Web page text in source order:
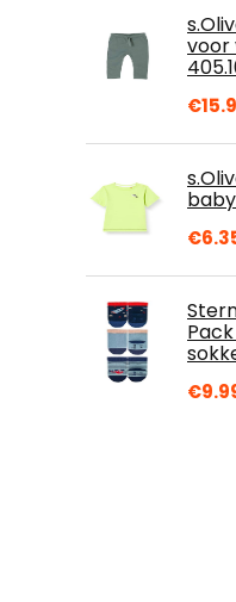
voor
€
€
€